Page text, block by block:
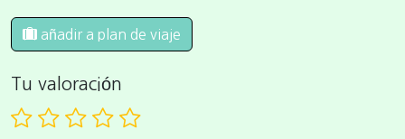
añadir a plan de viaje
Tu valoración